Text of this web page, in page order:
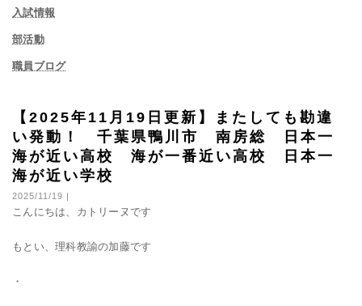
入試情報
部活動
職員ブログ
【2025年11月19日更新】またしても勘違
い発動！ 千葉県鴨川市 南房総 日本一
海が近い高校 海が一番近い高校 日本一
海が近い学校
2025/11/19 |
こんにちは、カトリーヌです
もとい、理科教諭の加藤です
・